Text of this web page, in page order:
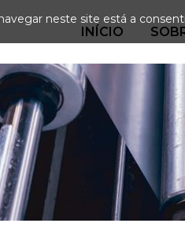
INÍCIO
neste site está a